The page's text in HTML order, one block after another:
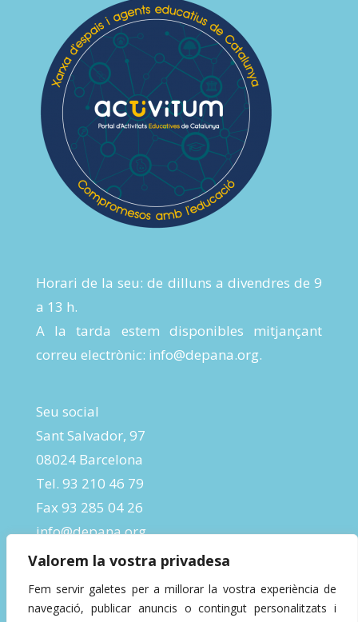
Valorem la vostra privadesa
Fem servir galetes per a millorar la vostra experiència de
navegació, publicar anuncis o contingut personalitzats i
Horari de la seu: de dilluns a divendres de 9
a 13 h.
A la tarda estem disponibles mitjançant
correu electrònic: info@depana.org.
Seu social
Sant Salvador, 97
08024 Barcelona
Tel. 93 210 46 79
Fax 93 285 04 26
info@depana.org